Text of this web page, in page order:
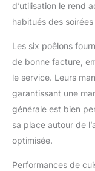
d’utilisation le rend
habitués des
Les six poêlons
de bonne facture,
le service. Leurs
garantissant une
générale est bien
sa place autour de
optimisée.
Performances de